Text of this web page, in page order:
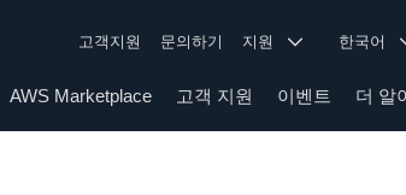
고객지원 문의하기 지원 한국어
AWS Marketplace 고객 지원 이벤트 더 알